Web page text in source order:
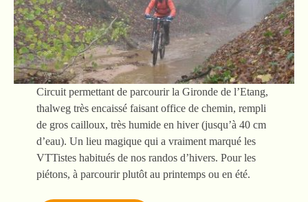
Circuit permettant de parcourir la Gironde de l’Etang,
thalweg très encaissé faisant office de chemin, rempli
de gros cailloux, très humide en hiver (jusqu’à 40 cm
d’eau). Un lieu magique qui a vraiment marqué les
VTTistes habitués de nos randos d’hivers. Pour les
piétons, à parcourir plutôt au printemps ou en été.